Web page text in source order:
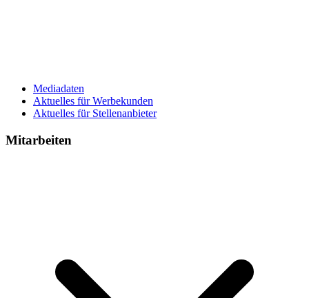
Mediadaten
Aktuelles für Werbekunden
Aktuelles für Stellenanbieter
Mitarbeiten